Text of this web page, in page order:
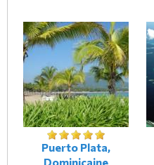
Puerto Plata,
Dominicaine